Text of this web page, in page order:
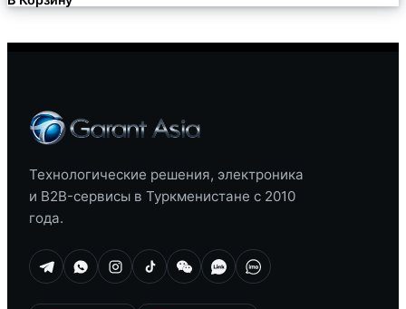
Технологические решения, электроника
и B2B-сервисы в Туркменистане с 2010
года.